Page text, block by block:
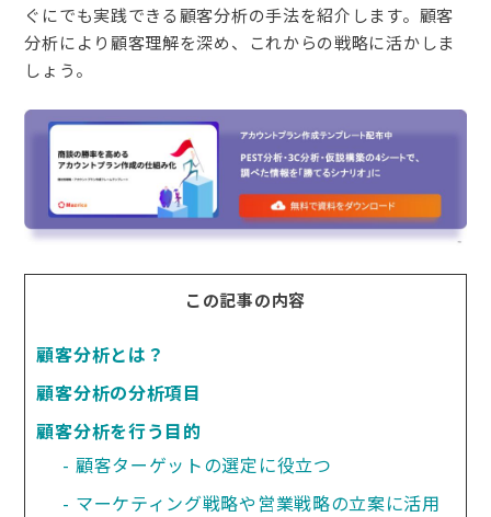
ぐにでも実践できる顧客分析の手法を紹介します。顧客
分析により顧客理解を深め、これからの戦略に活かしま
しょう。
この記事の内容
顧客分析とは？
顧客分析の分析項目
顧客分析を行う目的
顧客ターゲットの選定に役立つ
マーケティング戦略や営業戦略の立案に活用